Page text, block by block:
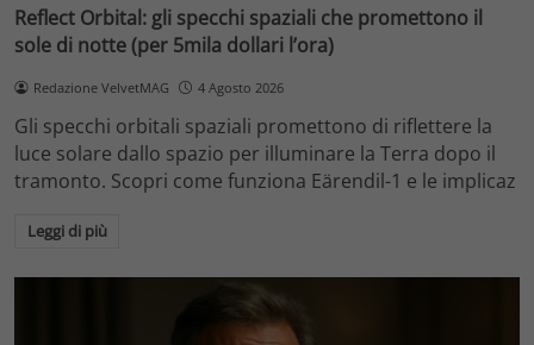
Reflect Orbital: gli specchi spaziali che promettono il
sole di notte (per 5mila dollari l’ora)
Redazione VelvetMAG 4 Agosto 2026
Gli specchi orbitali spaziali promettono di riflettere la
luce solare dallo spazio per illuminare la Terra dopo il
tramonto. Scopri come funziona Eärendil-1 e le implicaz
Leggi di più